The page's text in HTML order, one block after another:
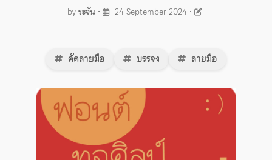
byระจัน • 24 September 2024 •
คัดลายมือ บรรจง ลายมือ